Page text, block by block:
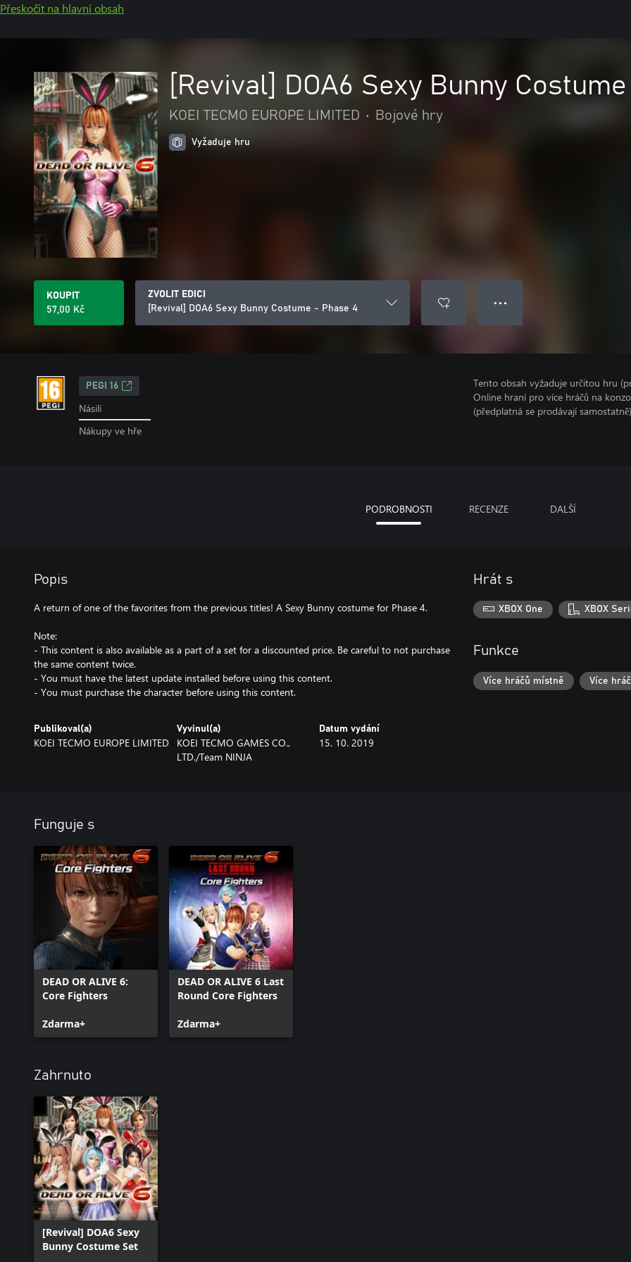
Přeskočit na hlavní obsah
[Revival] DOA6 Sexy Bunny
KOEI TECMO EUROPE LIMITED • Bojové hry
Vyžaduje hru
KOUPIT
57,00 Kč
ZVOLIT EDICI
[Revival] DOA6 Sexy Bunny Costume - Phase 4
● ● ●
PEGI 16
Násilí
Nákupy ve hře
Tento obsah vyžaduje určitou hru
Online hraní pro více hráčů na
(předplatná se prodávají
PODROBNOSTI RECENZE DALŠÍ
Popis
A return of one of the favorites from the previous titles! A Sexy Bunny costume for Phase 4.
Note:
- This content is also available as a part of a set for a discounted price. Be careful to not purchase
the same content twice.
- You must have the latest update installed before using this content.
- You must purchase the character before using this content.
Publikoval(a)
KOEI TECMO EUROPE LIMITED
Vyvinul(a)
KOEI TECMO GAMES CO.,
LTD./Team NINJA
Datum vydání
15. 10. 2019
Hrát s
XBOX One XBOX
Funkce
Více hráčů místně Více
Funguje s
DEAD OR ALIVE 6:
Core Fighters
Zdarma+
DEAD OR ALIVE 6 Last
Round Core Fighters
Zdarma+
Zahrnuto
[Revival] DOA6 Sexy
Bunny Costume Set